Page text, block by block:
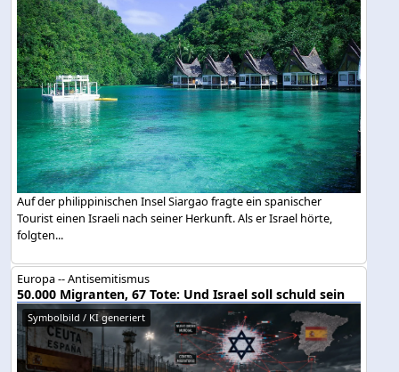
Auf der philippinischen Insel Siargao fragte ein spanischer
Tourist einen Israeli nach seiner Herkunft. Als er Israel hörte,
folgten...
Europa -- Antisemitismus
50.000 Migranten, 67 Tote: Und Israel soll schuld sein
Symbolbild / KI generiert